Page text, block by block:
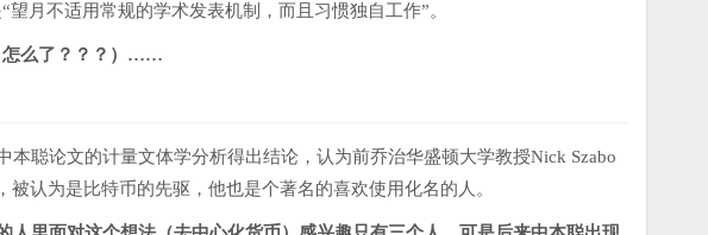
月不适用常规的学术发表机制，而且习惯独自工作”。
怎么了？？？）……
本聪论文的计量文体学分析得出结论，认为前乔治华盛顿大学教授Nick Szabo
被认为是比特币的先驱，他也是个著名的喜欢使用化名的人。